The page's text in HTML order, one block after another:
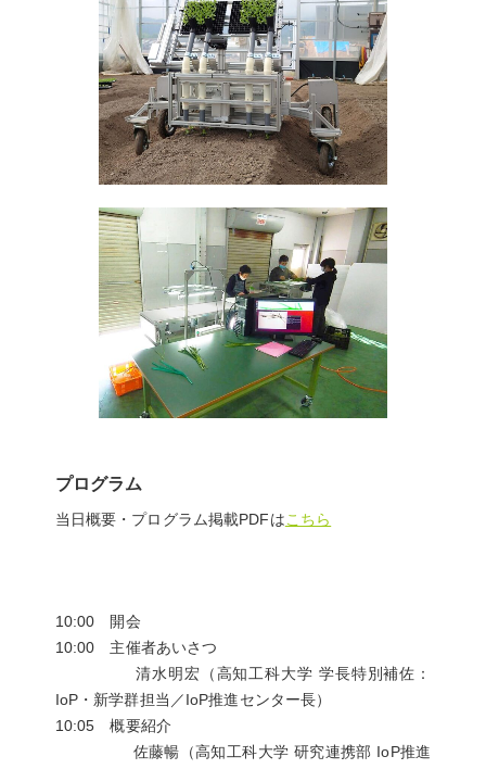
プログラム
当日概要・プログラム掲載PDFはこちら
10:00 開会
10:00 主催者あいさつ
清水明宏（高知工科大学 学長特別補佐：
IoP・新学群担当／IoP推進センター長）
10:05 概要紹介
佐藤暢（高知工科大学 研究連携部 IoP推進